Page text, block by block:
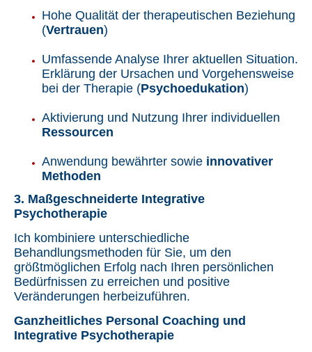
Hohe Qualität der therapeutischen Beziehung
(Vertrauen)
Umfassende Analyse Ihrer aktuellen Situation.
Erklärung der Ursachen und Vorgehensweise
bei der Therapie (Psychoedukation)
Aktivierung und Nutzung Ihrer individuellen
Ressourcen
Anwendung bewährter sowie innovativer
Methoden
3. Maßgeschneiderte Integrative
Psychotherapie
Ich kombiniere unterschiedliche
Behandlungsmethoden für Sie, um den
größtmöglichen Erfolg nach Ihren persönlichen
Bedürfnissen zu erreichen und positive
Veränderungen herbeizuführen.
Ganzheitliches Personal Coaching und
Integrative Psychotherapie